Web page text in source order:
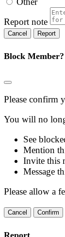
Report note
Report
Block Member?
Please confirm
You will no
See
Mention
Invite this
Message
Please allow a
Confirm